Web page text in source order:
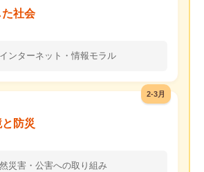
社会
ンターネット・情報モラル
2-3月
防災
災害・公害への取り組み